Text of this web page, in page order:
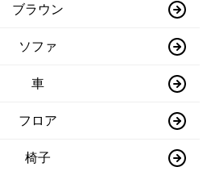
ブラウン
ソファ
車
フロア
椅子